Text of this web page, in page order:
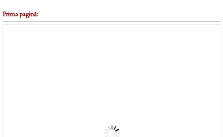
Prima pagină: